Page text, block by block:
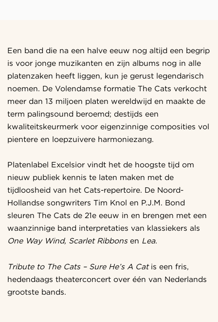
Een band die na een halve eeuw nog altijd een begrip
is voor jonge muzikanten en zijn albums nog in alle
platenzaken heeft liggen, kun je gerust legendarisch
noemen. De Volendamse formatie The Cats verkocht
meer dan 13 miljoen platen wereldwijd en maakte de
term palingsound beroemd; destijds een
kwaliteitskeurmerk voor eigenzinnige composities vol
pientere en loepzuivere harmoniezang.
Platenlabel Excelsior vindt het de hoogste tijd om
nieuw publiek kennis te laten maken met de
tijdloosheid van het Cats-repertoire. De Noord-
Hollandse songwriters Tim Knol en P.J.M. Bond
sleuren The Cats de 21e eeuw in en brengen met een
waanzinnige band interpretaties van klassiekers als
One Way Wind, Scarlet Ribbonsen Lea.
Tribute to The Cats – Sure He’s A Catis een fris,
hedendaags theaterconcert over één van Nederlands
grootste bands.